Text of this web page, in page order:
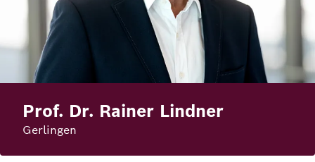
Prof. Dr. Rainer Lindner
Gerlingen